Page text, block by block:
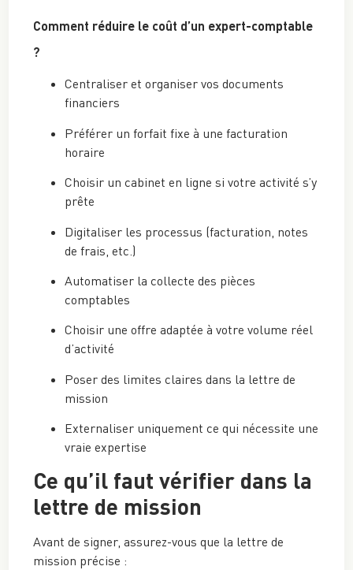
Comment réduire le coût d’un expert-comptable
?
Centraliser et organiser vos documents
financiers
Préférer un forfait fixe à une facturation
horaire
Choisir un cabinet en ligne si votre activité s’y
prête
Digitaliser les processus (facturation, notes
de frais, etc.)
Automatiser la collecte des pièces
comptables
Choisir une offre adaptée à votre volume réel
d’activité
Poser des limites claires dans la lettre de
mission
Externaliser uniquement ce qui nécessite une
vraie expertise
Ce qu’il faut vérifier dans la
lettre de mission
Avant de signer, assurez-vous que la lettre de
mission précise :